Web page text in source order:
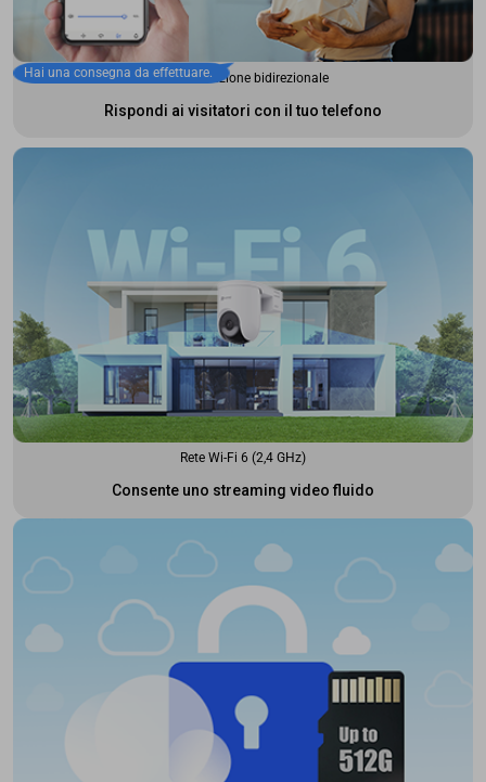
Hai una consegna da effettuare.Comunicazione bidirezionale
Rispondi ai visitatori con il tuo telefono
Rete Wi-Fi 6 (2,4 GHz)
Consente uno streaming video fluido